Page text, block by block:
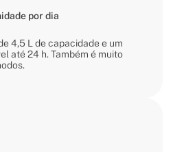
por dia
4,5 L de capacidade e um
até 24 h. Também é muito